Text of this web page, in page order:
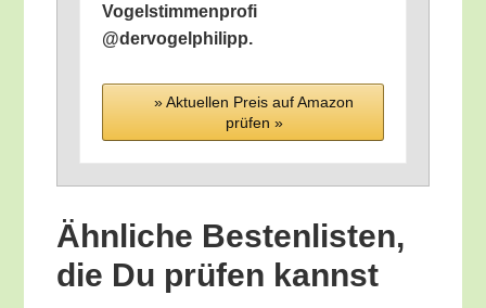
Vogel­stim­men­pro­fi
@dervogelphilipp.
» Aktu­el­len Preis auf Ama­zon
prü­fen »
Ähn­li­che Bes­ten­lis­ten,
die Du prü­fen kannst